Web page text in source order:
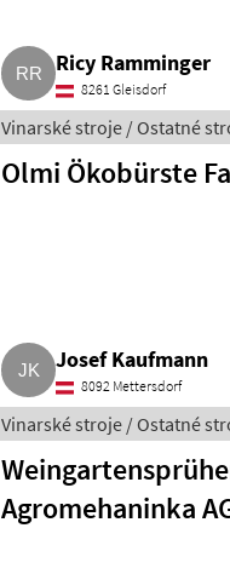
Ricy Ramminger
8261 Gleisdorf
Vinarské stroje / Ostatné
Olmi Ökobürste
Josef Kaufmann
8092 Mettersdorf
Vinarské stroje / Ostatné
Agromehaninka